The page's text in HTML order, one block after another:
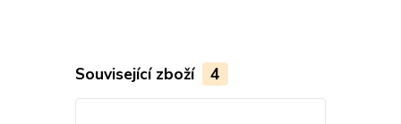
Související zboží 4